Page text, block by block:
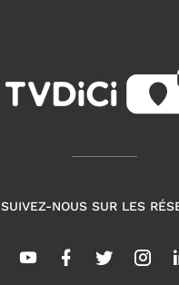
SUIVEZ-NOUS SUR LES